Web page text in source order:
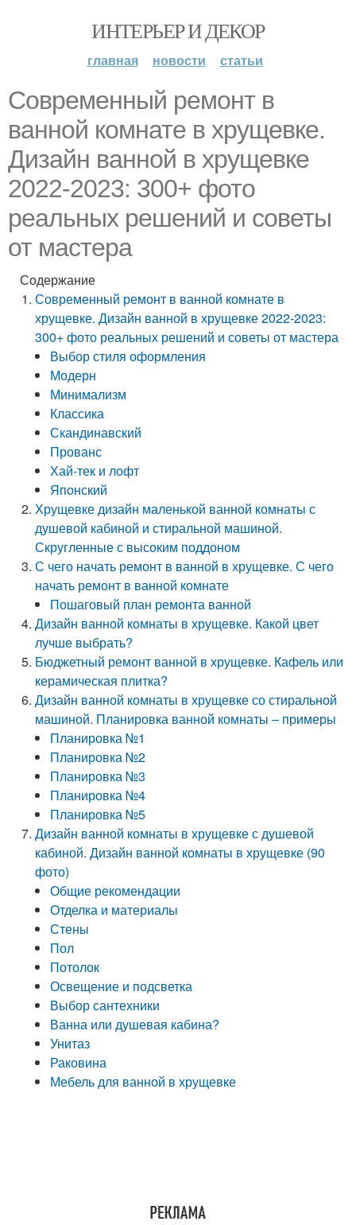
ИНТЕРЬЕР И ДЕКОР
главная новости статьи
Современный ремонт в
ванной комнате в хрущевке.
Дизайн ванной в хрущевке
2022-2023: 300+ фото
реальных решений и советы
от мастера
Содержание
Современный ремонт в ванной комнате в
хрущевке. Дизайн ванной в хрущевке 2022-2023:
300+ фото реальных решений и советы от мастера
Выбор стиля оформления
Модерн
Минимализм
Классика
Скандинавский
Прованс
Хай-тек и лофт
Японский
Хрущевке дизайн маленькой ванной комнаты с
душевой кабиной и стиральной машиной.
Скругленные с высоким поддоном
С чего начать ремонт в ванной в хрущевке. С чего
начать ремонт в ванной комнате
Пошаговый план ремонта ванной
Дизайн ванной комнаты в хрущевке. Какой цвет
лучше выбрать?
Бюджетный ремонт ванной в хрущевке. Кафель или
керамическая плитка?
Дизайн ванной комнаты в хрущевке со стиральной
машиной. Планировка ванной комнаты – примеры
Планировка №1
Планировка №2
Планировка №3
Планировка №4
Планировка №5
Дизайн ванной комнаты в хрущевке с душевой
кабиной. Дизайн ванной комнаты в хрущевке (90
фото)
Общие рекомендации
Отделка и материалы
Стены
Пол
Потолок
Освещение и подсветка
Выбор сантехники
Ванна или душевая кабина?
Унитаз
Раковина
Мебель для ванной в хрущевке